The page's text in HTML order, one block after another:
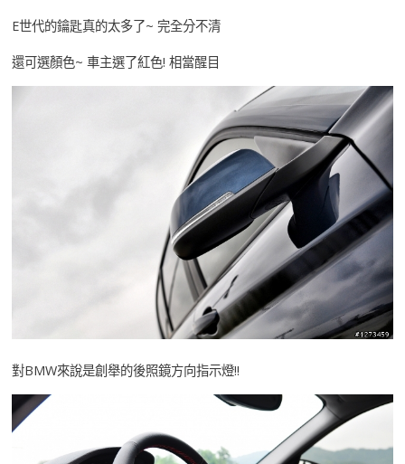
E世代的鑰匙真的太多了~ 完全分不清
還可選顏色~ 車主選了紅色! 相當醒目
對BMW來說是創舉的後照鏡方向指示燈!!